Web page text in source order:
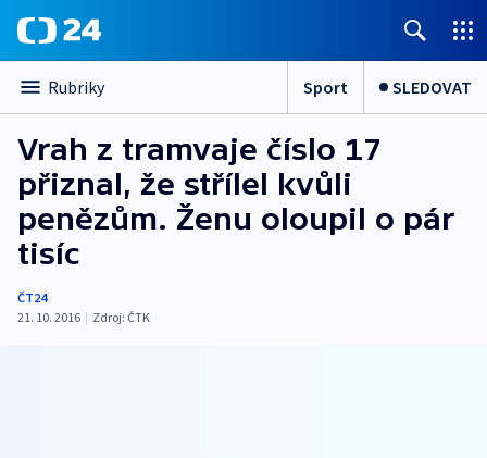
Rubriky Sport SLEDOVAT
Vrah z tramvaje číslo 17
přiznal, že střílel kvůli
penězům. Ženu oloupil o pár
tisíc
ČT24
21. 10. 2016 | Zdroj: ČTK